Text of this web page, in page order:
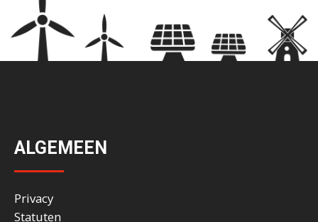
ALGEMEEN
Privacy
Statuten